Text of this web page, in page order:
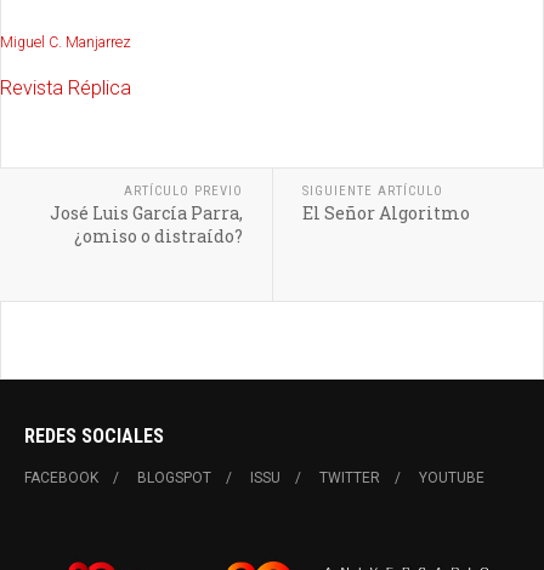
Miguel C. Manjarrez
Revista Réplica
ARTÍCULO PREVIO
José Luis García Parra,
¿omiso o distraído?
SIGUIENTE ARTÍCULO
El Señor Algoritmo
REDES SOCIALES
FACEBOOK BLOGSPOT ISSU TWITTER YOUTUBE